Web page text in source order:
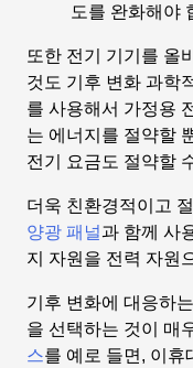
도를 완화해야
또한 전기 기기를 올
것도 기후 변화 과학
를 사용해서 가정용
는 에너지를 절약할
전기 요금도 절약할
더욱 친환경적이고
양광 패널과 함께 사
지 자원을 전력 자원
기후 변화에 대응하
을 선택하는 것이 매
스를 예로 들면, 이 휴